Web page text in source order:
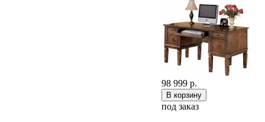
98 999 р.
под заказ